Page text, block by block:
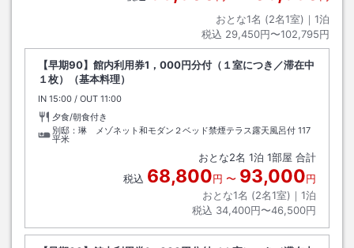
おとな1名 (2名1室)｜ 1泊
税込 29,450円〜102,795円
【早期90】館内利用券1，000円分付（１室につき／滞在中
１枚）（基本料理）
IN チェックイン
15:00 / OUT チェックアウト
11:00
夕食/朝食付き
別邸：琳 メゾネット和モダン２ベッド禁煙テラス露天風呂付 117
平米
おとな2名 1泊 1部屋 合計
税込 68,800円 〜 93,000円
おとな1名 (2名1室)｜ 1泊
税込 34,400円〜46,500円